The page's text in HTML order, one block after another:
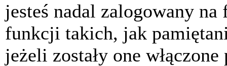
jesteś nadal zalogowany
funkcji takich, jak
jeżeli zostały one